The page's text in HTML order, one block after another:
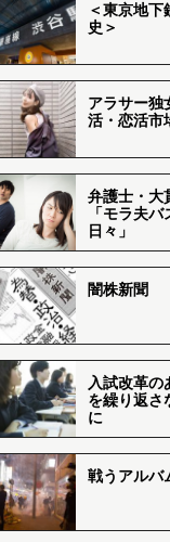
＜東京地下
史＞
アラサー独
活・恋活市
弁護士・大
「モラ夫
日々」
闇株新聞
入試改革の
を繰り返さ
に
戦うアルバ